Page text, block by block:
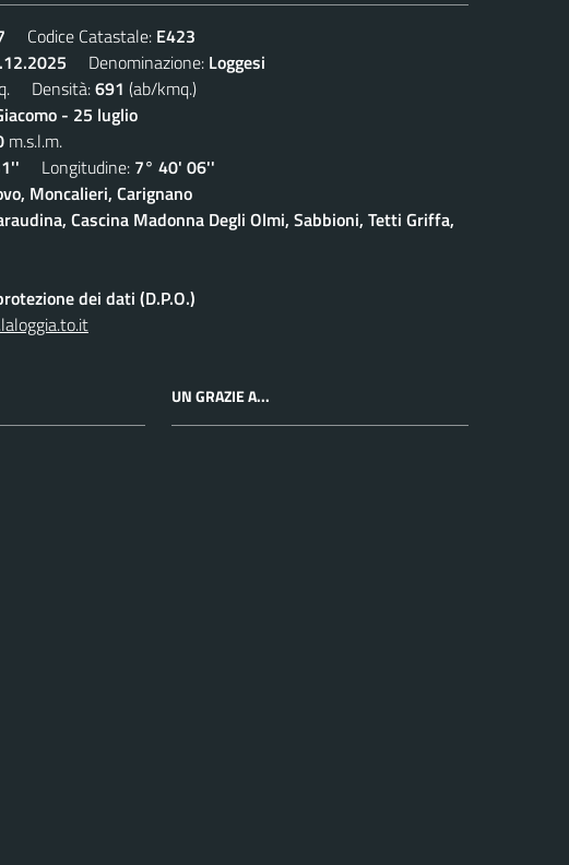
Codice Catastale: E423
Denominazione: Loggesi
Densità:691 (ab/kmq.)
- 25 luglio
m.s.l.m.
Longitudine: 7° 40' 06''
Moncalieri, Carignano
Cascina Madonna Degli Olmi, Sabbioni, Tetti Griffa,
dei dati (D.P.O.)
UN GRAZIE A...